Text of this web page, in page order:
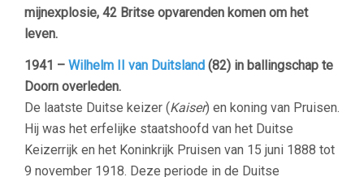
mijnexplosie, 42 Britse opvarenden komen om het
leven.
1941 – Wilhelm II van Duitsland (82) in ballingschap te
Doorn overleden.
De laatste Duitse keizer (Kaiser) en koning van Pruisen.
Hij was het erfelijke staatshoofd van het Duitse
Keizerrijk en het Koninkrijk Pruisen van 15 juni 1888 tot
9 november 1918. Deze periode in de Duitse